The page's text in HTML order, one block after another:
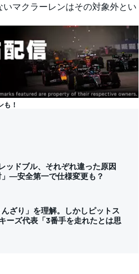
マクラーレンはその対象外とい
も！
ッドブル、それぞれ違った原因
──安全第一で仕様変更も？
ざり」を理解。しかしピットス
ーズ代表「3番手を走れたとは思